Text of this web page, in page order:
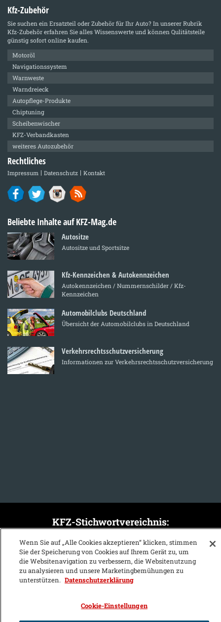
Kfz-Zubehör
Sie suchen ein Ersatzteil oder Zubehör für Ihr Auto? In unserer Rubrik
Kfz-Zubehörerfahren Sie alles Wissenswerte und können Qulitätsteile
günstig sofort online kaufen.
Motoröl
Navigationssystem
Warnweste
Warndreieck
Autopflege-Produkte
Chiptuning
Scheibenwischer
KFZ-Verbandkasten
weiteres Autozubehör
Rechtliches
Impressum Datenschutz Kontakt
Beliebte Inhalte auf KFZ-Mag.de
Autositze
Autositze und Sportsitze
Kfz-Kennzeichen & Autokennzeichen
Autokennzeichen / Nummernschilder / Kfz-
Kennzeichen
Automobilclubs Deutschland
Übersicht der Automobilclubs in Deutschland
Verkehrsrechtsschutzversicherung
Informationen zur Verkehrsrechtsschutzversicherung
KFZ-Stichwortvereichnis:
A B C D E F G H I
J
K
L M N O P Q R S
U
V W X Z
Wenn Sie auf „Alle Cookies akzeptieren“ klicken, stimmen
Sie der Speicherung von Cookies auf Ihrem Gerät zu, um
die Websitenavigation zu verbessern, die Websitenutzung
zu analysieren und unsere Marketingbemühungen zu
unterstützen. Datenschutzerklärung
Cookie-Einstellungen